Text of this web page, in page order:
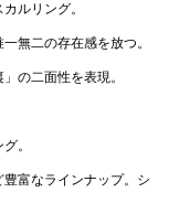
ルリング。
無二の存在感を放つ。
の二面性を表現。
。
富なラインナップ。シ